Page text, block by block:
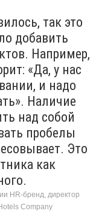
так это
добавить
Например,
«Да, у нас
и надо
Наличие
над собой
пробелы
Это
как
HR-бренд, директор
Company